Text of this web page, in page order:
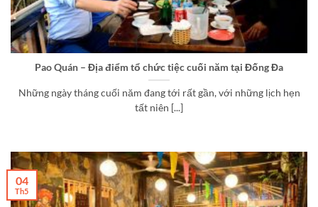
Pao Quán – Địa điểm tổ chức tiệc cuối năm tại Đống Đa
Những ngày tháng cuối năm đang tới rất gần, với những lịch hẹn
tất niên [...]
04
Th5